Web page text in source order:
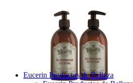
Eucerin Productos de Belleza